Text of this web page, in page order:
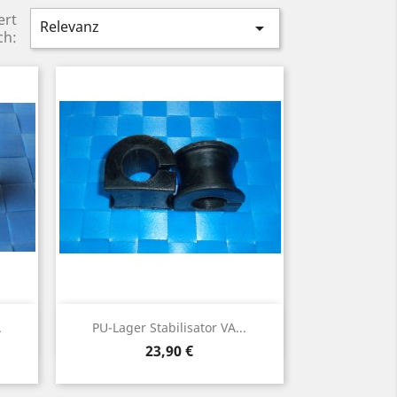
Relevanz 
PU-Lager Stabilisator VA...
Preis
23,90 €
 Vorschau